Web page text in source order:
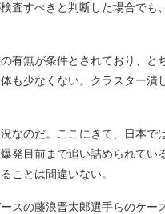
査すべきと判断した場合でも、
有無が条件とされており、と
も少なくない。クラスター潰
なのだ。ここにきて、日本で
発目前まで追い詰められてい
ことは間違いない。
スの藤浪晋太郎選手らのケー